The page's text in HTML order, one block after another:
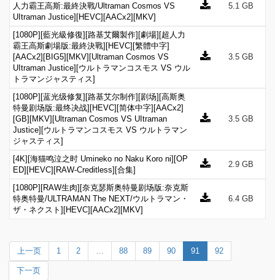
人力霸王高斯:最終決戰/Ultraman Cosmos VS
UItraman Justice][HEVC][AACx2][MKV]
5.1 GB
[1080P][藍光級修復][路基艾爾製作][劇場][超人力
霸王高斯劇場版:最終決戰][HEVC][繁體中字]
[AACx2][BIG5][MKV][Ultraman Cosmos VS
UItraman Justice][ウルトラマンコスモス VS ウル
トラマンジャスティス]
3.5 GB
[1080P][蓝光级修复][路基艾尔制作][剧场][高斯奥
特曼剧场版:最终决战][HEVC][简体中字][AACx2]
[GB][MKV][Ultraman Cosmos VS UItraman
Justice][ウルトラマンコスモス VS ウルトラマン
ジャスティス]
3.5 GB
[4K][海猫鸣泣之时 Umineko no Naku Koro ni][OP
ED][HEVC][RAW-Creditless][合集]
2.9 GB
[1080P][RAW生肉][奈克瑟斯奥特曼剧场版:奈克斯
特奥特曼/ULTRAMAN The NEXT/ウルトラマン・
ザ・ネクスト][HEVC][AACx2][MKV]
6.4 GB
上一页 1 2 … 88 89 90 91 92
下一页